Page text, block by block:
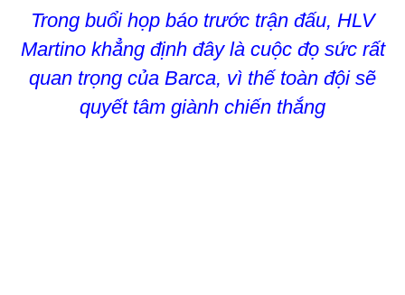
Trong buổi họp báo trước trận đấu, HLV
Martino khẳng định đây là cuộc đọ sức rất
quan trọng của Barca, vì thế toàn đội sẽ
quyết tâm giành chiến thắng